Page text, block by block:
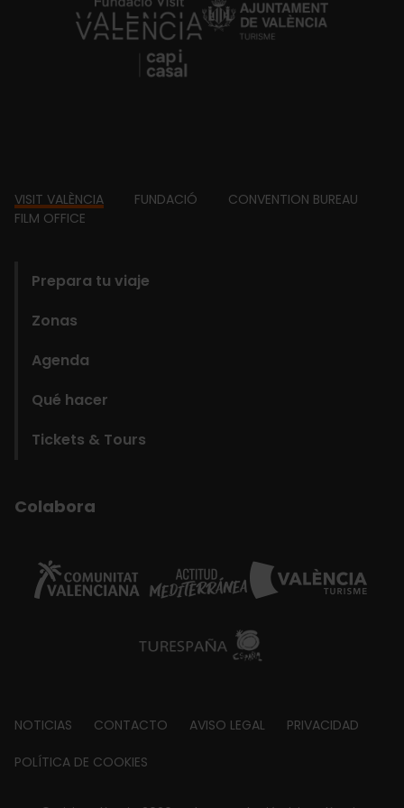
https://fundacion.visitvalencia.com/
Footer
VISIT VALÈNCIA FUNDACIÓ
CONVENTION BUREAU
FILM OFFICE
Prepara tu viaje
Zonas
Agenda
Qué hacer
Tickets & Tours
Colabora
Footer
about
NOTICIAS CONTACTO AVISO LEGAL PRIVACIDAD
POLÍTICA DE COOKIES